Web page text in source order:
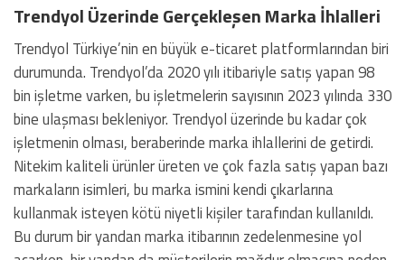
Trendyol Üzerinde Gerçekleşen Marka İhlalleri
Trendyol Türkiye’nin en büyük e-ticaret platformlarından biri
durumunda. Trendyol’da 2020 yılı itibariyle satış yapan 98
bin işletme varken, bu işletmelerin sayısının 2023 yılında 330
bine ulaşması bekleniyor. Trendyol üzerinde bu kadar çok
işletmenin olması, beraberinde marka ihlallerini de getirdi.
Nitekim kaliteli ürünler üreten ve çok fazla satış yapan bazı
markaların isimleri, bu marka ismini kendi çıkarlarına
kullanmak isteyen kötü niyetli kişiler tarafından kullanıldı.
Bu durum bir yandan marka itibarının zedelenmesine yol